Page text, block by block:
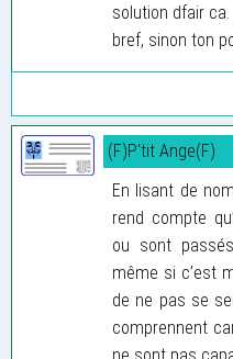
solution dfair ca. .
bref, sinon ton
(F)P'tit Ange(F)
En lisant de
rend compte
ou sont
même si c’est
de ne pas se
comprennent
ne sont pas